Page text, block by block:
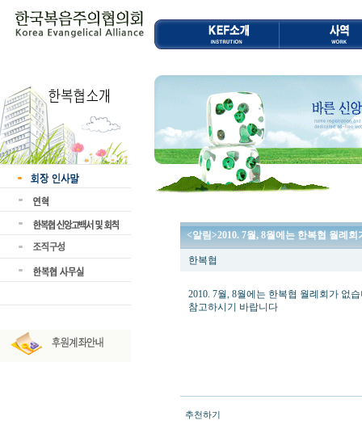
<알림>2010. 7월, 8월에는 한복협 월례회
한복협
2010. 7월, 8월에는 한복협 월례회가 없
참고하시기 바랍니다
추천하기